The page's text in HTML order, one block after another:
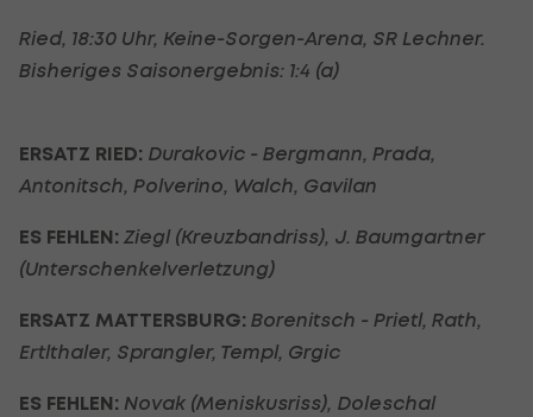
Ried, 18:30 Uhr, Keine-Sorgen-Arena, SR Lechner.
Bisheriges Saisonergebnis: 1:4 (a)
ERSATZ RIED: Durakovic - Bergmann, Prada,
Antonitsch, Polverino, Walch, Gavilan
ES FEHLEN: Ziegl (Kreuzbandriss), J. Baumgartner
(Unterschenkelverletzung)
ERSATZ MATTERSBURG: Borenitsch - Prietl, Rath,
Ertlthaler, Sprangler, Templ, Grgic
ES FEHLEN: Novak (Meniskusriss), Doleschal